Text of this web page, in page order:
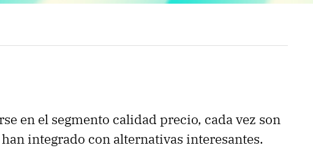
en el segmento calidad precio, cada vez son
integrado con alternativas interesantes.